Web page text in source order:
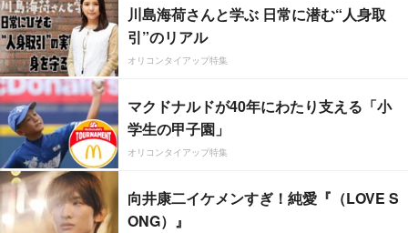
川島海荷さんと学ぶ 日常に潜む“人身取
引”のリアル
オリコンタイアップ特集
マクドナルドが40年にわたり支える「小
学生の甲子園」
オリコンタイアップ特集
向井康二イケメンすぎ！純愛『（LOVE S
ONG）』